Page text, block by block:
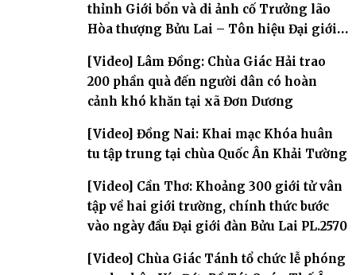
thỉnh Giới bổn và di ảnh cố Trưởng lão
Hòa thượng Bửu Lai – Tôn hiệu Đại giới
[Video] Lâm Đồng: Chùa Giác Hải trao
200 phần quà đến người dân có hoàn
cảnh khó khăn tại xã Đơn Dương
[Video] Đồng Nai: Khai mạc Khóa huân
tu tập trung tại chùa Quốc Ân Khải Tường
[Video] Cần Thơ: Khoảng 300 giới tử vân
tập về hai giới trường, chính thức bước
vào ngày đầu Đại giới đàn Bửu Lai PL.2570
[Video] Chùa Giác Tánh tổ chức lễ phóng